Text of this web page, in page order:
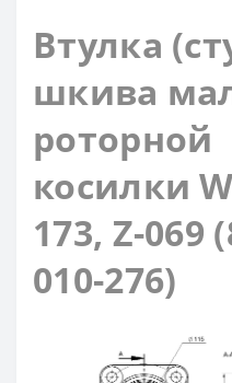
Втулка
шкива
роторной
косилки
173, Z-069
010-276)